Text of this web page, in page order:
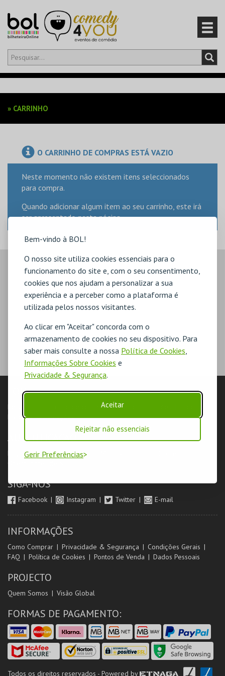
Bem-vindo à BOL!
O nosso site utiliza cookies essenciais para o
funcionamento do site e, com o seu consentimento,
cookies que nos ajudam a personalizar a sua
experiência e a perceber como a plataforma é
utilizada pelos nossos visitantes.
Ao clicar em "Aceitar" concorda com o
armazenamento de cookies no seu dispositivo. Para
saber mais consulte a nossa Política de Cookies
Informações Sobre Cookies e
Privacidade & Segurança.
Aceitar
Rejeitar não essenciais
Gerir Preferências
Olá,iniciar sessão
EVENTOS
CARTÕES
PRODUTOS
» CARRINHO
O CARRINHO DE COMPRAS ESTÁ VAZIO
Neste momento não existem itens seleccionados
para compra.
Quando adicionar algum item ao seu carrinho, este irá
ser apresentado nesta página.
LOJA
Pesquisar Carrinho de compras Eventos
Livro de Reclamações
AUTENTICAÇÃO
Login & Registo de Clientes
SIGA-NOS
Facebook Instagram Twitter E-mail
INFORMAÇÕES
Como Comprar Privacidade & Segurança
Condições Gerais
FAQ
Política de Cookies Pontos de Venda Dados Pessoais
PROJECTO
Quem Somos Visão Global
FORMAS DE PAGAMENTO:
Todos os direitos reservados - Powered by